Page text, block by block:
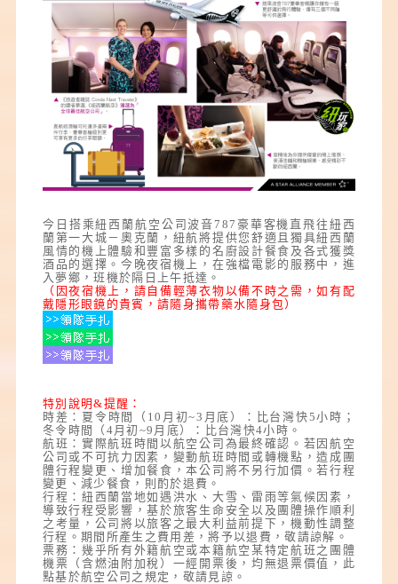
今日搭乘紐西蘭航空公司波音787豪華客機直飛往紐西
蘭第一大城－奧克蘭，紐航將提供您舒適且獨具紐西蘭
風情的機上體驗和豐富多樣的名廚設計餐食及各式獲獎
酒品的選擇。今晚夜宿機上，在強檔電影的服務中，進
入夢鄉，班機於隔日上午抵達。
（因夜宿機上，請自備輕薄衣物以備不時之需，如有配
戴隱形眼鏡的貴賓，請隨身攜帶藥水隨身包）
特別說明&提醒：
時差： 夏令時間（10月初~3月底）：比台灣快5小時；
冬令時間（4月初~9月底）：比台灣快4小時。
航班：實際航班時間以航空公司為最終確認。若因航空
公司或不可抗力因素，變動航班時間或轉機點，造成團
體行程變更、增加餐食，本公司將不另行加價。若行程
變更、減少餐食，則酌於退費。
行程：紐西蘭當地如遇洪水、大雪、雷雨等氣候因素，
導致行程受影響，基於旅客生命安全以及團體操作順利
之考量，公司將以旅客之最大利益前提下，機動性調整
行程。期間所產生之費用差，將予以退費，敬請諒解。
票務：幾乎所有外籍航空或本籍航空某特定航班之團體
機票 （ 含燃油附加稅 ） 一經開票後，均無退票價值，此
點基於航空公司之規定，敬請見諒。